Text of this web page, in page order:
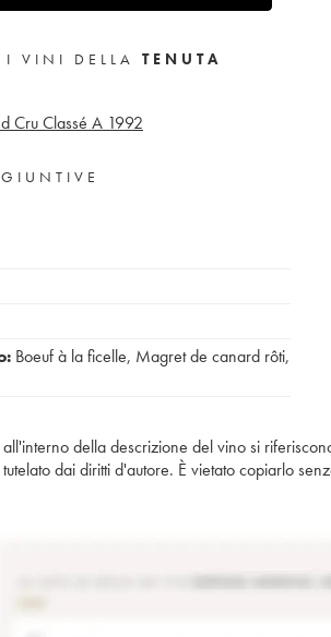
I VINI DELLA TENUTA
Cru Classé A 1992
Boeuf à la ficelle, Magret de canard rôti,
della descrizione del vino si
dai diritti d'autore. È vietato copiarlo